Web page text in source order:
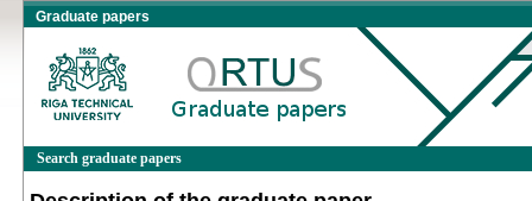
Graduate papers
Search graduate papers